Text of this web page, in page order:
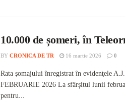
10.000 de șomeri, în
BY CRONICA DE TR 16 martie 2026 0
Rata şomajului înregistrat în evidenţele
FEBRUARIE 2026 La sfârșitul lunii
pentru...